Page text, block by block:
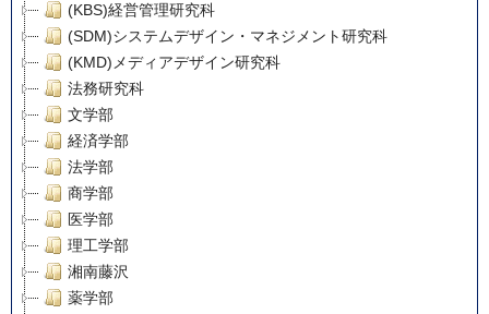
(KBS)経営管理研究科
(SDM)システムデザイン・マネジメント研究科
(KMD)メディアデザイン研究科
法務研究科
文学部
経済学部
法学部
商学部
医学部
理工学部
湘南藤沢
薬学部